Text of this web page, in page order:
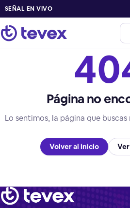
SEÑAL EN VIVO
Página no
Lo sentimos, la página que
Volver al inicio